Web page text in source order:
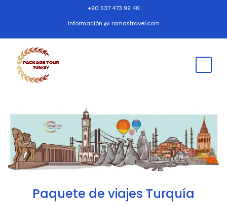
+90 537 473 99 46
Información @ romostravel.com
Paquete de viajes Turquía